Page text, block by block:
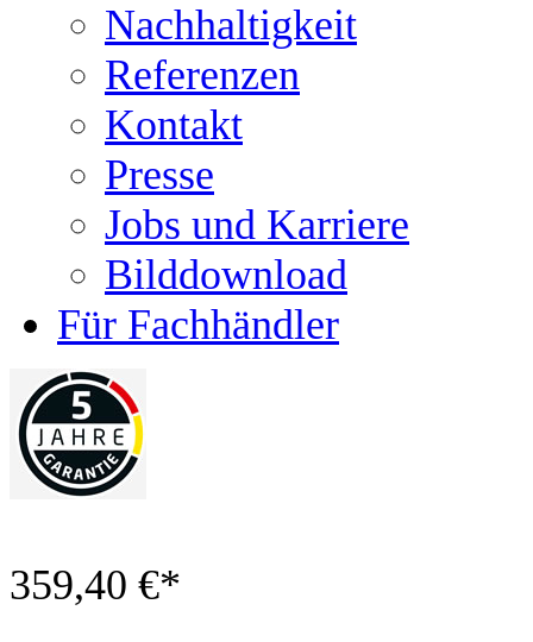
Nachhaltigkeit
Referenzen
Kontakt
Presse
Jobs und Karriere
Bilddownload
Für Fachhändler
359,40 €*